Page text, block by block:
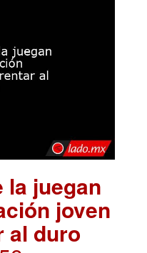
la juegan
joven
al duro